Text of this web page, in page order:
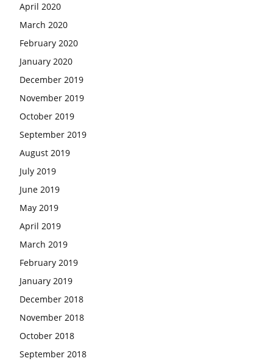
April 2020
March 2020
February 2020
January 2020
December 2019
November 2019
October 2019
September 2019
August 2019
July 2019
June 2019
May 2019
April 2019
March 2019
February 2019
January 2019
December 2018
November 2018
October 2018
September 2018